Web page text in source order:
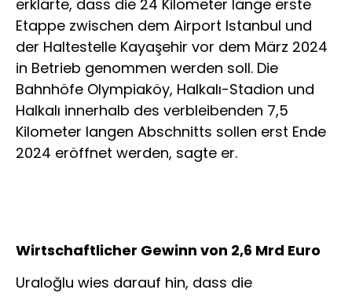
erklärte, dass die 24 Kilometer lange erste
Etappe zwischen dem Airport Istanbul und
der Haltestelle Kayaşehir vor dem März 2024
in Betrieb genommen werden soll. Die
Bahnhöfe Olympiaköy, Halkalı-Stadion und
Halkalı innerhalb des verbleibenden 7,5
Kilometer langen Abschnitts sollen erst Ende
2024 eröffnet werden, sagte er.
Wirtschaftlicher Gewinn von 2,6 Mrd Euro
Uraloğlu wies darauf hin, dass die